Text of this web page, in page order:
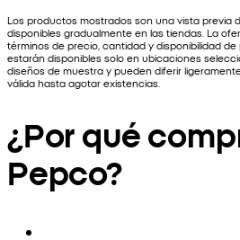
Los productos mostrados son una vista previa
disponibles gradualmente en las tiendas. La
términos de precio, cantidad y disponibilidad
estarán disponibles solo en ubicaciones
diseños de muestra y pueden diferir
válida hasta agotar existencias.
¿Por qué
Pepco?